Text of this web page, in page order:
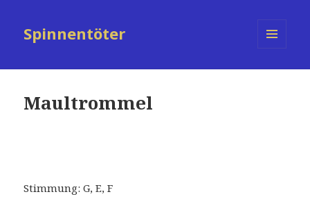
Spinnentöter
Maultrommel
Stimmung: G, E, F